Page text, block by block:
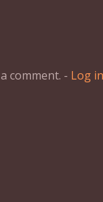
comment. - Log in